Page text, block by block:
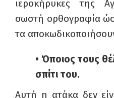
ιεροκήρυκες της
σωστή ορθογραφία
τα
• Όποιος τους
σπίτι του.
Αυτή η ατάκα δεν